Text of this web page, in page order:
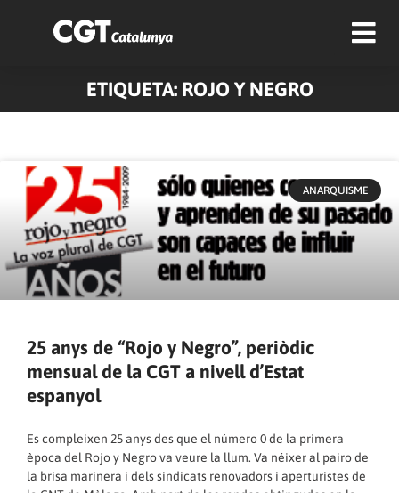
ETIQUETA: ROJO Y NEGRO
ANARQUISME
25 anys de “Rojo y Negro”, periòdic
mensual de la CGT a nivell d’Estat
espanyol
Es compleixen 25 anys des que el número 0 de la primera
època del Rojo y Negro va veure la llum. Va néixer al pairo de
la brisa marinera i dels sindicats renovadors i aperturistes de